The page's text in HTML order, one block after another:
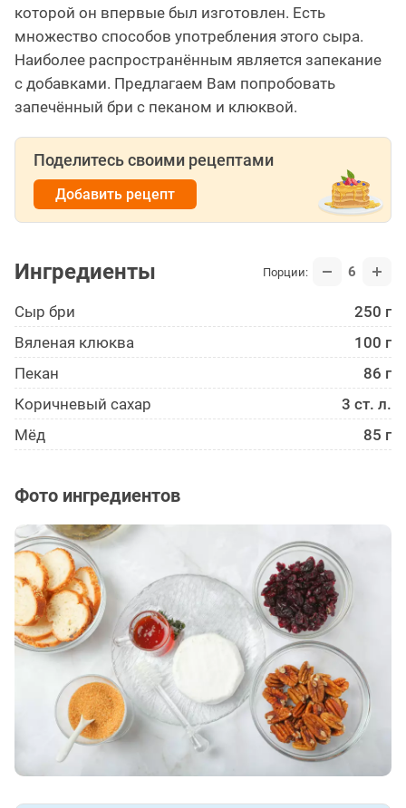
которой он впервые был изготовлен. Есть
множество способов употребления этого сыра.
Наиболее распространённым является запекание
с добавками. Предлагаем Вам попробовать
запечённый бри с пеканом и клюквой.
Поделитесь своими рецептами
Добавить рецепт
Ингредиенты Порции: 6
Сыр бри
250 г
Вяленая клюква
100 г
Пекан
86 г
Коричневый сахар
3 ст. л.
Мёд
85 г
Фото ингредиентов